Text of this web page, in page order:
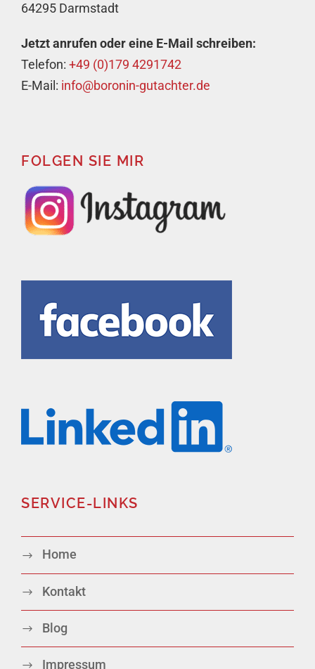
64295 Darmstadt
Jetzt anrufen oder eine E-Mail schreiben:
Telefon: +49 (0)179 4291742
E-Mail: info@boronin-gutachter.de
FOLGEN SIE MIR
SERVICE-LINKS
Home
Kontakt
Blog
Impressum